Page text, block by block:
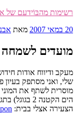
דילוג
רשימות מהבּוֹידעם של
פורסם
20 במאי 2007 מאת
מועדים לשמחה
מעקב ודיווח אודות
שלי, ואני מסתפק בעיון
מוסרית לשתף את
הים הקטנה
הצעירה אצלי בבית: